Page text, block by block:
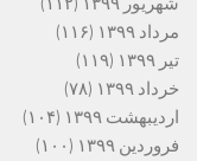
مرداد ۱۳۹۹
(۱۱۶)
تیر ۱۳۹۹
(۱۱۹)
خرداد ۱۳۹۹
(۷۸)
اردیبهشت ۱۳۹۹
(۱۰۴)
فروردین ۱۳۹۹
(۱۰۰)